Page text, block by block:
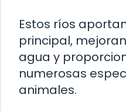
Estos ríos
principal,
agua y
numerosas
animales.